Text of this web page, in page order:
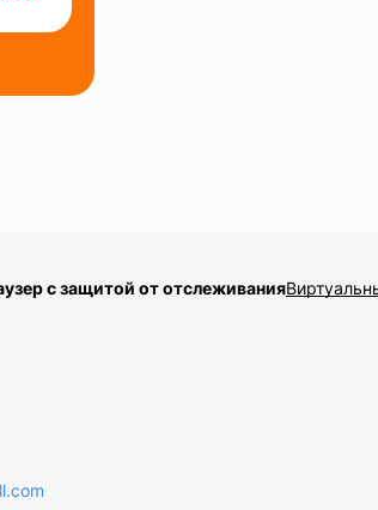
с защитой от отслеживания